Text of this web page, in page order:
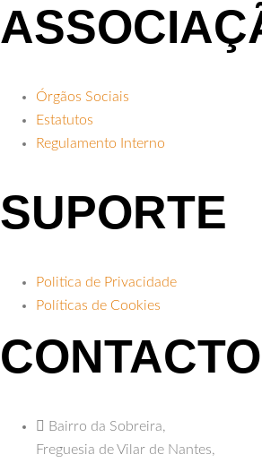
Órgãos Sociais
Estatutos
Regulamento Interno
SUPORTE
Politica de Privacidade
Políticas de Cookies
Bairro da Sobreira,
Freguesia de Vilar de Nantes,